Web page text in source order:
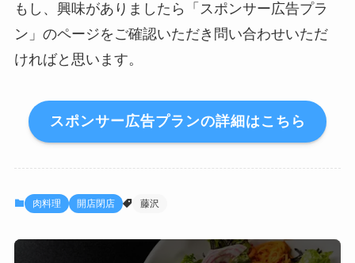
もし、興味がありましたら「スポンサー広告プラ
ン」のページをご確認いただき問い合わせいただ
ければと思います。
スポンサー広告プランの詳細はこちら
肉料理 開店閉店 藤沢